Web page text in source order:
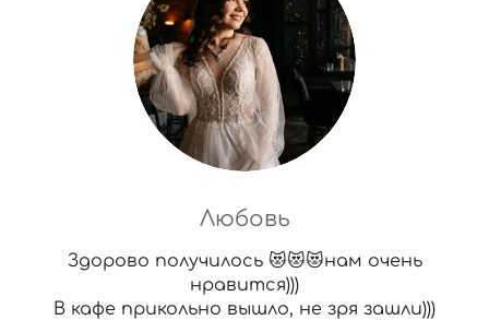
Любовь
Здорово получилось 😻😻😻нам очень
нравится)))
В кафе прикольно вышло, не зря зашли)))